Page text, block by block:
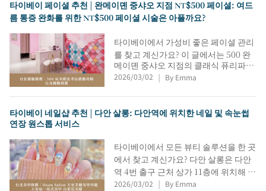
타이베이 페이셜 추천 | 완메이뎬 중샤오 지점 NT$500 페이셜: 여드
름 통증 완화를 위한 NT$500 페이셜 시술은 아플까요?
타이베이에서 가성비 좋은 페이셜 관리
를 찾고 계신가요? 이 글에서는 500 완
메이뎬 중샤오 지점의 클래식 퓨리파잉
&amp; 모이스처라이징 페이셜(500달
다. 또한, 페이셜에 유럽식 마사지를 추
보를 한눈에 쉽게 확인하실 수 있습니
다.
2026/03/02 By Emma
타이베이 네일샵 추천 | 다안 살롱: 다안역에 위치한 네일 및 속눈썹
연장 원스톱 서비스
타이베이에서 모든 뷰티 솔루션을 한 곳
에서 찾고 계신가요? 다안 살롱은 다안
역 4번 출구 근처 상가 11층에 위치해 있
습니다. 엘리베이터를 타고 올라오시면
2026/03/02 By Emma